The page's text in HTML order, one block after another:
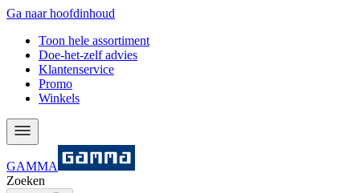
Ga naar hoofdinhoud
Toon hele assortiment
Doe-het-zelf advies
Klantenservice
Promo
Winkels
GAMMA
Zoeken